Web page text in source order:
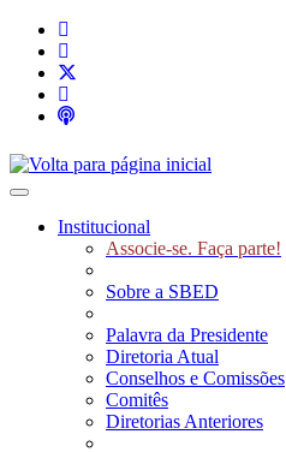
Toggle navigation
Institucional
Associe-se. Faça parte!
Sobre a SBED
Palavra da Presidente
Diretoria Atual
Conselhos e Comissões
Comitês
Diretorias Anteriores